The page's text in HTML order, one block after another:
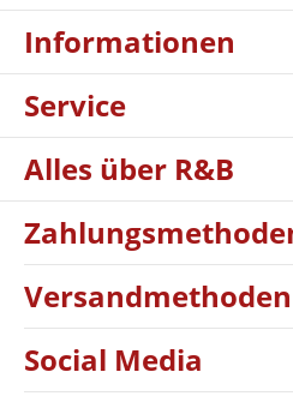
Informationen
Service
Alles über R&B
Versandmethoden
Social Media